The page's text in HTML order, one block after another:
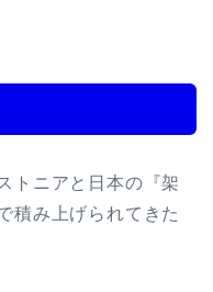
トニアと日本の『架
積み上げられてきた